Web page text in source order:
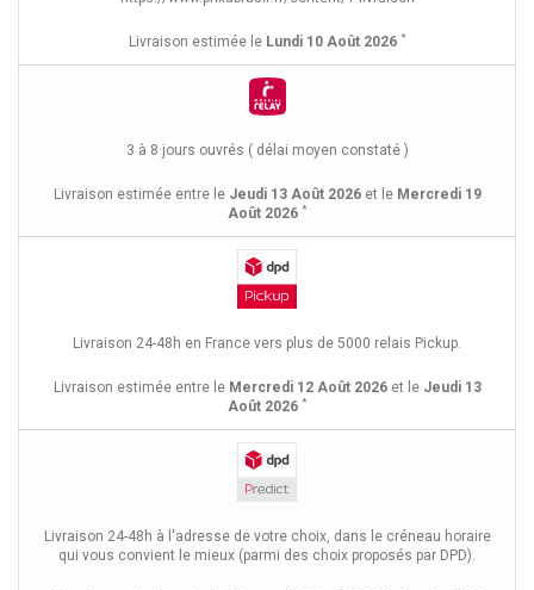
Livraison estimée le Lundi 10 Août 2026 *
3 à 8 jours ouvrés ( délai moyen constaté )
Livraison estimée entre le Jeudi 13 Août 2026et le Mercredi 19
Août 2026 *
Livraison 24-48h en France vers plus de 5000 relais Pickup.
Livraison estimée entre le Mercredi 12 Août 2026et le Jeudi 13
Août 2026 *
Livraison 24-48h à l'adresse de votre choix, dans le créneau horaire
qui vous convient le mieux (parmi des choix proposés par DPD).